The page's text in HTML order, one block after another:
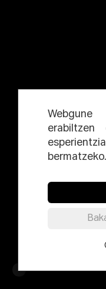
erabiltzen
bermatzeko.